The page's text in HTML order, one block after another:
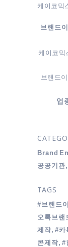
케이코믹
브랜드
케이코믹
브랜드
업
Brand
공공기관
TAGS
#브랜드
오톡브랜
제작, #카
콘제작,